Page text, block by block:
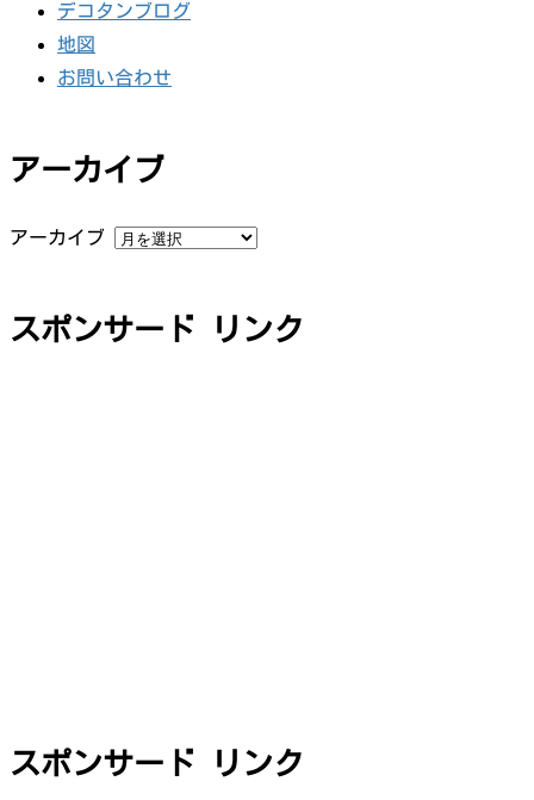
デコタンブログ
地図
お問い合わせ
アーカイブ
アーカイブ
スポンサード リンク
スポンサード リンク